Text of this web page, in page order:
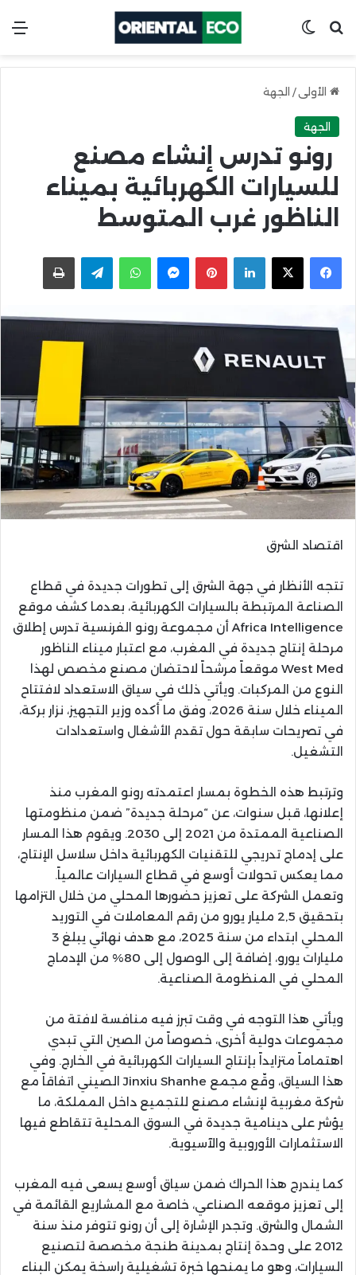
ابحث عنSwitch skin
الأولى / الجهة
الجهة
رونو تدرس إنشاء مصنع
للسيارات الكهربائية بميناء
الناظور غرب المتوسط
Facebook
X
LinkedIn
Pinterest
Messenger
WhatsApp
Telegramاطبعها
اقتصاد الشرق
تتجه الأنظار في جهة الشرق إلى تطورات جديدة في قطاع
الصناعة المرتبطة بالسيارات الكهربائية، بعدما كشف موقع
Africa Intelligence أن مجموعة رونو الفرنسية تدرس إطلاق
مرحلة إنتاج جديدة في المغرب، مع اعتبار ميناء الناظور
West Med موقعاً مرشحاً لاحتضان مصنع مخصص لهذا
النوع من المركبات. ويأتي ذلك في سياق الاستعداد لافتتاح
الميناء خلال سنة 2026، وفق ما أكده وزير التجهيز، نزار بركة،
في تصريحات سابقة حول تقدم الأشغال واستعدادات
التشغيل.
وترتبط هذه الخطوة بمسار اعتمدته رونو المغرب منذ
إعلانها، قبل سنوات، عن “مرحلة جديدة” ضمن منظومتها
الصناعية الممتدة من 2021 إلى 2030. ويقوم هذا المسار
على إدماج تدريجي للتقنيات الكهربائية داخل سلاسل الإنتاج،
مما يعكس تحولات أوسع في قطاع السيارات عالمياً.
وتعمل الشركة على تعزيز حضورها المحلي من خلال التزامها
بتحقيق 2,5 مليار يورو من رقم المعاملات في التوريد
المحلي ابتداء من سنة 2025، مع هدف نهائي يبلغ 3
مليارات يورو، إضافة إلى الوصول إلى 80% من الإدماج
المحلي في المنظومة الصناعية.
ويأتي هذا التوجه في وقت تبرز فيه منافسة لافتة من
مجموعات دولية أخرى، خصوصاً من الصين التي تبدي
اهتماماً متزايداً بإنتاج السيارات الكهربائية في الخارج. وفي
هذا السياق، وقّع مجمع Jinxiu Shanhe الصيني اتفاقاً مع
شركة مغربية لإنشاء مصنع للتجميع داخل المملكة، ما
يؤشر على دينامية جديدة في السوق المحلية تتقاطع فيها
الاستثمارات الأوروبية والآسيوية.
كما يندرج هذا الحراك ضمن سياق أوسع يسعى فيه المغرب
إلى تعزيز موقعه الصناعي، خاصة مع المشاريع القائمة في
الشمال والشرق. وتجدر الإشارة إلى أن رونو تتوفر منذ سنة
2012 على وحدة إنتاج بمدينة طنجة مخصصة لتصنيع
السيارات، وهو ما يمنحها خبرة تشغيلية راسخة يمكن البناء